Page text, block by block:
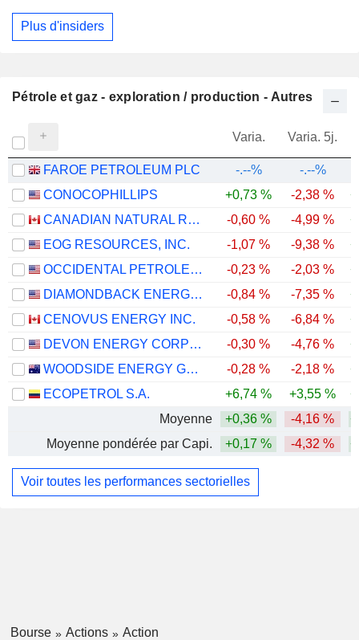
Plus d'insiders
Pétrole et gaz - exploration / production - Autres
Varia. Varia. 5j.
FAROE PETROLEUM PLC -.--%
-.--%
CONOCOPHILLIPS
+0,73 % -2,38 %
CANADIAN NATURAL RESOURCES LIMITED
-0,60 % -4,99 %
EOG RESOURCES, INC.
-1,07 % -9,38 %
OCCIDENTAL PETROLEUM CORPORATION
-0,23 % -2,03 %
DIAMONDBACK ENERGY, INC.
-0,84 % -7,35 %
CENOVUS ENERGY INC.
-0,58 % -6,84 %
DEVON ENERGY CORPORATION
-0,30 % -4,76 %
WOODSIDE ENERGY GROUP LTD
-0,28 % -2,18 %
ECOPETROL S.A.
+6,74 % +3,55 %
Moyenne
+0,36 % -4,16 %
Moyenne pondérée par Capi.
+0,17 % -4,32 %
Voir toutes les performances sectorielles
Bourse Actions Action